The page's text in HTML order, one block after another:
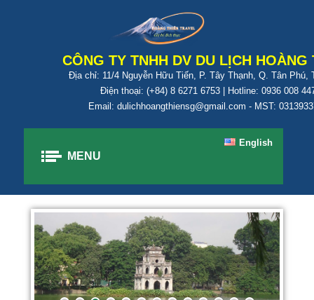
CÔNG TY TNHH DV DU LỊCH HOÀNG
Địa chỉ: 11/4 Nguyễn Hữu Tiến, P. Tây Thạnh, Q. Tân Phú,
Điện thoại: (+84) 8 6271 6753 | Hotline: 0936 008
Email: dulichhoangthiensg@gmail.com - MST:
MENU
English